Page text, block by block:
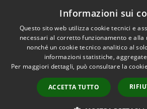
RSS
Accessibility
Cookie
Sitemap
Dichiarazione di
•
Informazioni sui
Questo sito web utilizza cookie tecnici e
necessari al corretto funzionamento e alla
nonché un cookie tecnico analitico al
informazioni statistiche,
Per maggiori dettagli, può consultare la
ACCETTA TUTTO